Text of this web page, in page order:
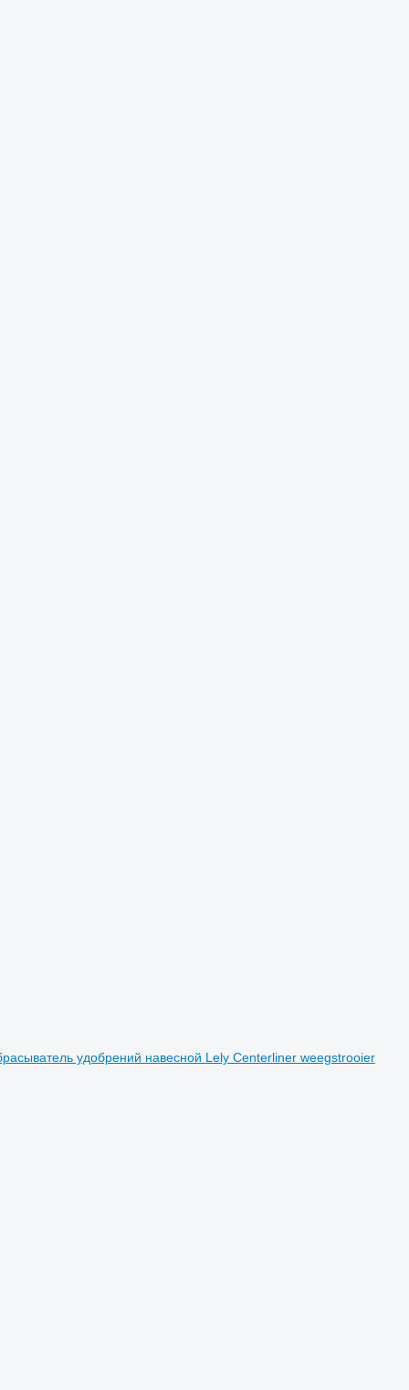
удобрений навесной Lely Centerliner weegstrooier